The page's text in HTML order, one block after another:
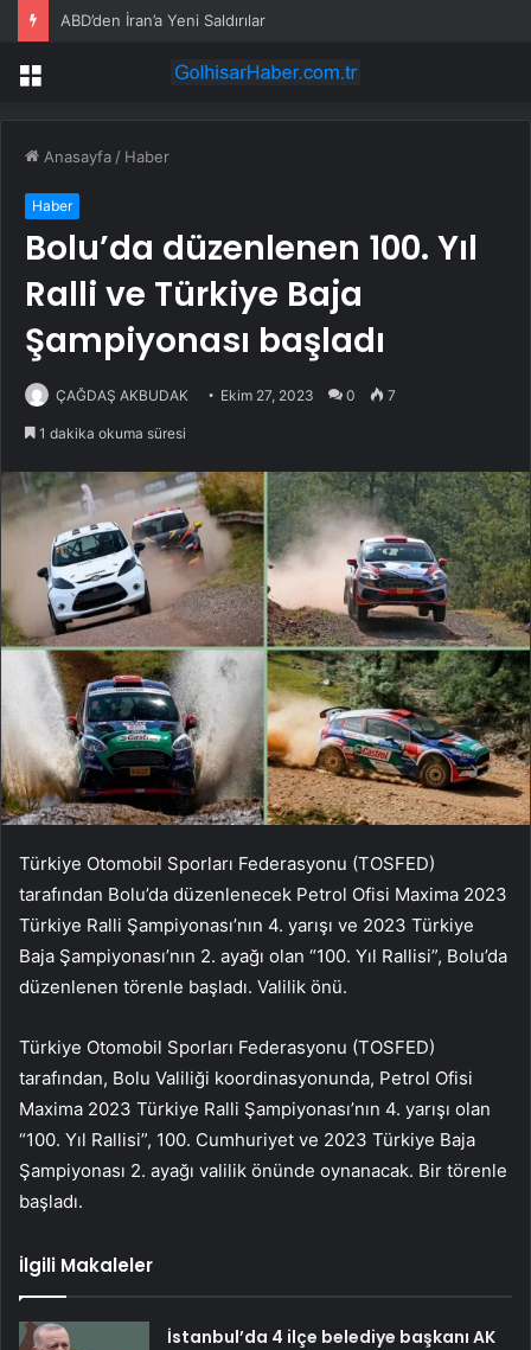
ABD’den İran’a Yeni Saldırılar
Menü
Anasayfa / Haber
Haber
Bolu’da düzenlenen 100. Yıl
Ralli ve Türkiye Baja
Şampiyonası başladı
ÇAĞDAŞ AKBUDAK Ekim 27, 2023 0 7
1 dakika okuma süresi
Türkiye Otomobil Sporları Federasyonu (TOSFED)
tarafından Bolu’da düzenlenecek Petrol Ofisi Maxima 2023
Türkiye Ralli Şampiyonası’nın 4. yarışı ve 2023 Türkiye
Baja Şampiyonası’nın 2. ayağı olan “100. Yıl Rallisi”, Bolu’da
düzenlenen törenle başladı. Valilik önü.
Türkiye Otomobil Sporları Federasyonu (TOSFED)
tarafından, Bolu Valiliği koordinasyonunda, Petrol Ofisi
Maxima 2023 Türkiye Ralli Şampiyonası’nın 4. yarışı olan
“100. Yıl Rallisi”, 100. Cumhuriyet ve 2023 Türkiye Baja
Şampiyonası 2. ayağı valilik önünde oynanacak. Bir törenle
başladı.
İlgili Makaleler
İstanbul’da 4 ilçe belediye başkanı AK